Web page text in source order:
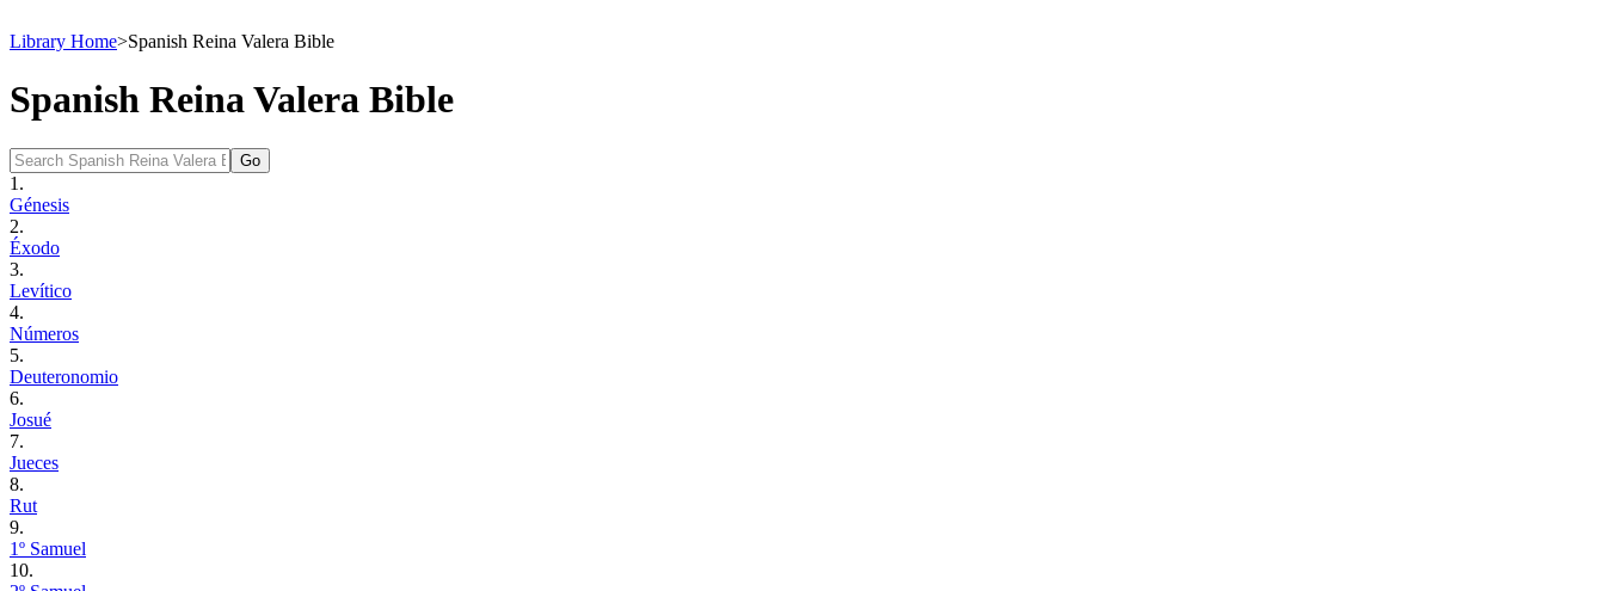
Library Home>Spanish Reina Valera Bible
Spanish Reina Valera Bible
1.
Génesis
2.
Éxodo
3.
Levítico
4.
Números
5.
Deuteronomio
6.
Josué
7.
Jueces
8.
Rut
9.
1º Samuel
10.